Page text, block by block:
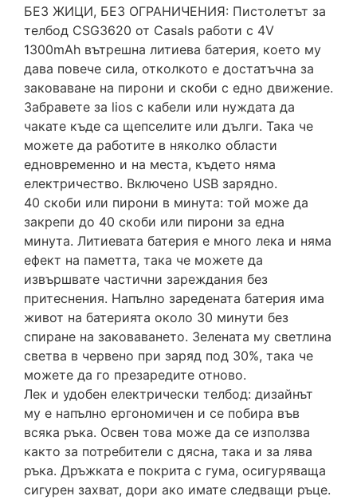
БЕЗ ЖИЦИ, БЕЗ ОГРАНИЧЕНИЯ: Пистолетът за
телбод CSG3620 от Casals работи с 4V
1300mAh вътрешна литиева батерия, което му
дава повече сила, отколкото е достатъчна за
заковаване на пирони и скоби с едно движение.
Забравете за lios с кабели или нуждата да
чакате къде са щепселите или дълги. Така че
можете да работите в няколко области
едновременно и на места, където няма
електричество. Включено USB зарядно.
40 скоби или пирони в минута: той може да
закрепи до 40 скоби или пирони за една
минута. Литиевата батерия е много лека и няма
ефект на паметта, така че можете да
извършвате частични зареждания без
притеснения. Напълно заредената батерия има
живот на батерията около 30 минути без
спиране на заковаването. Зелената му светлина
светва в червено при заряд под 30%, така че
можете да го презаредите отново.
Лек и удобен електрически телбод: дизайнът
му е напълно ергономичен и се побира във
всяка ръка. Освен това може да се използва
както за потребители с дясна, така и за лява
ръка. Дръжката е покрита с гума, осигуряваща
сигурен захват, дори ако имате следващи ръце.